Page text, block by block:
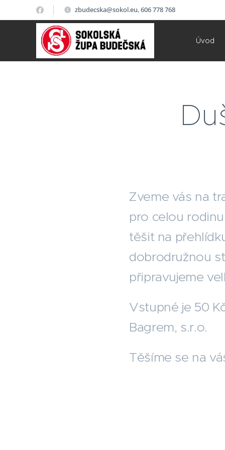
zbudecska@sokol.eu, 606 778 768
Úvod
Zveme vás na
pro celou
těšit na
dobrodružnou
připravujeme
Vstupné je 50
Bagrem, s.r.o.
Těšíme se na